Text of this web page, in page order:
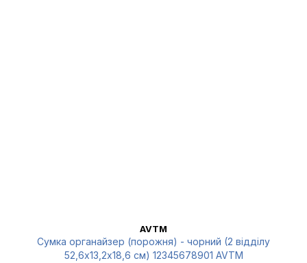
AVTM
Сумка органайзер (порожня) - чорний (2 відділу
52,6х13,2х18,6 см) 12345678901 AVTM